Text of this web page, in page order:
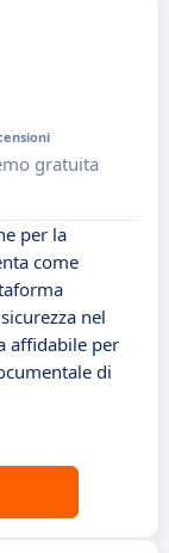
gratuita
per la
come
nel
affidabile per
di